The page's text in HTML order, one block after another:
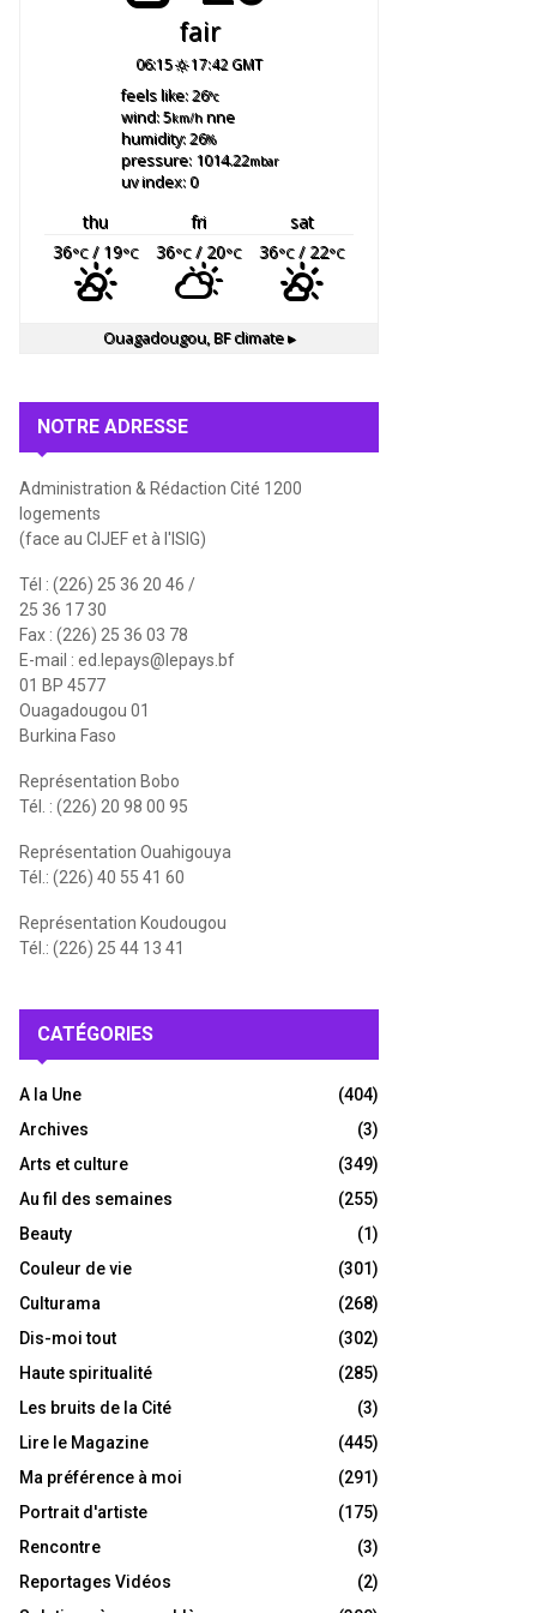
fair
06:15 17:42 GMT
feels like: 26°c
wind: 5km/hnne
humidity: 26%
pressure: 1014.22mbar
uv index: 0
thu fri
sat
36°C/ 19°C 36°C/ 20°C 36°C/ 22°C
Ouagadougou, BFclimate ▸
NOTRE ADRESSE
Administration & Rédaction Cité 1200
logements
(face au CIJEF et à l'ISIG)
Tél : (226) 25 36 20 46 /
25 36 17 30
Fax : (226) 25 36 03 78
E-mail : ed.lepays@lepays.bf
01 BP 4577
Ouagadougou 01
Burkina Faso
Représentation Bobo
Tél. : (226) 20 98 00 95
Représentation Ouahigouya
Tél.: (226) 40 55 41 60
Représentation Koudougou
Tél.: (226) 25 44 13 41
CATÉGORIES
A la Une
(404)
Archives
(3)
Arts et culture
(349)
Au fil des semaines
(255)
Beauty
(1)
Couleur de vie
(301)
Culturama
(268)
Dis-moi tout
(302)
Haute spiritualité
(285)
Les bruits de la Cité
(3)
Lire le Magazine
(445)
Ma préférence à moi
(291)
Portrait d'artiste
(175)
Rencontre
(3)
Reportages Vidéos
(2)